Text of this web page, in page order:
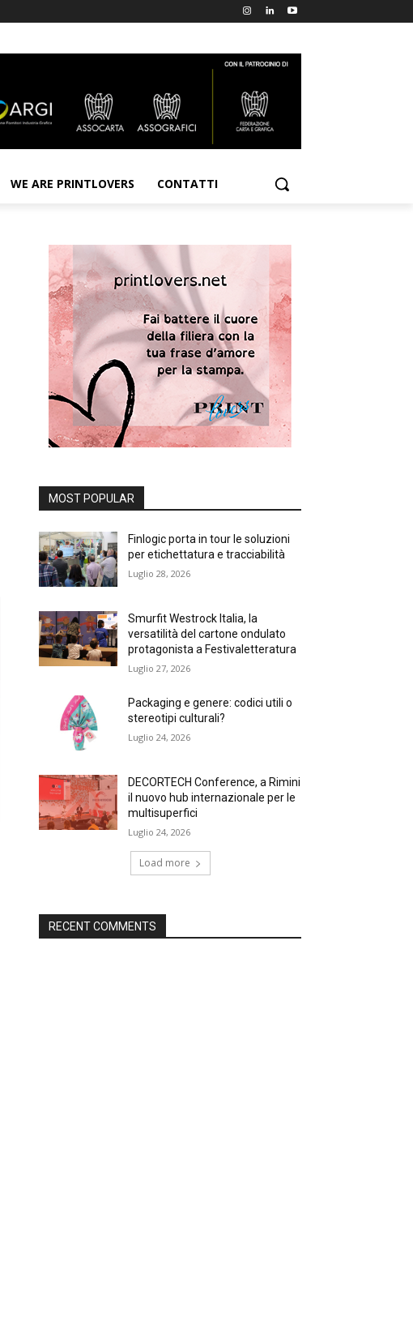
WE ARE PRINTLOVERS CONTATTI
MOST POPULAR
Finlogic porta in tour le soluzioni
per etichettatura e tracciabilità
Luglio 28, 2026
Smurfit Westrock Italia, la
versatilità del cartone ondulato
protagonista a Festivaletteratura
Luglio 27, 2026
Packaging e genere: codici utili o
stereotipi culturali?
Luglio 24, 2026
DECORTECH Conference, a Rimini
il nuovo hub internazionale per le
multisuperfici
Luglio 24, 2026
Load more
RECENT COMMENTS